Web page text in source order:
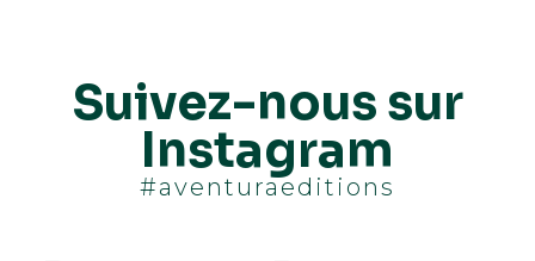
Suivez-nous sur
Instagram
#aventuraeditions